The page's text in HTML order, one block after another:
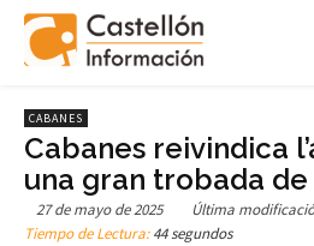
CABANES
Cabanes reivindica
una gran trobada
27 de mayo de 2025 Última
Tiempo de Lectura:44 segundos